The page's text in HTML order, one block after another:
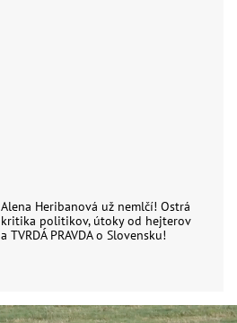
Alena Heribanová už nemlčí! Ostrá
kritika politikov, útoky od hejterov
a TVRDÁ PRAVDA o Slovensku!